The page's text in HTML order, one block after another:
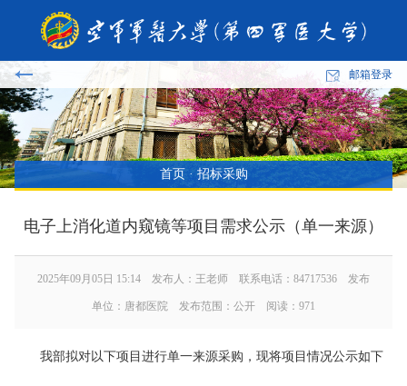
邮箱登录
首页 · 招标采购
电子上消化道内窥镜等项目需求公示（单一来源）
2025年09月05日 15:14 发布人：王老师 联系电话：84717536 发布
单位：唐都医院 发布范围：公开 阅读： 971
我部拟对以下项目进行单一来源采购，现将项目情况公示如下